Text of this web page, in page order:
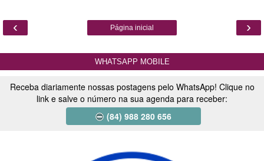
‹ ›
Página inicial
WHATSAPP MOBILE
Receba diariamente nossas postagens pelo WhatsApp! Clique no
link e salve o número na sua agenda para receber:
(84) 988 280 656